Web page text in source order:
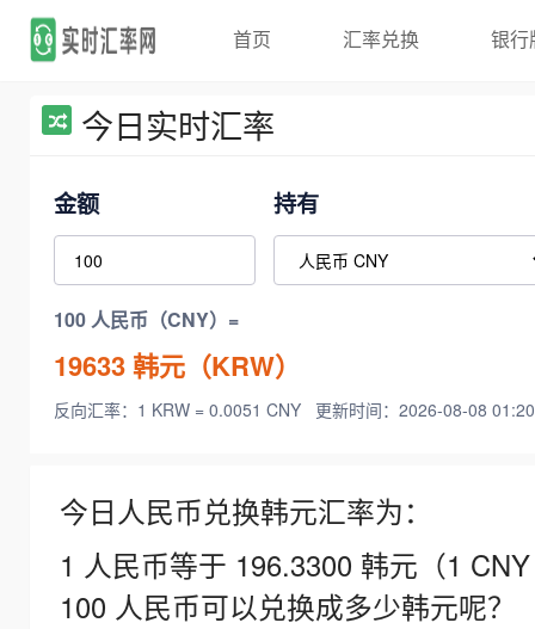
首页 汇率兑换 银行
今日实时汇率
金额 持有
100 人民币（CNY）=
19633韩元（KRW）
反向汇率：1 KRW = 0.0051 CNY 更新时间：2026-08-08
今日人民币兑换韩元汇率为：
1 人民币等于 196.3300 韩元（1
100 人民币可以兑换成多少韩元呢？